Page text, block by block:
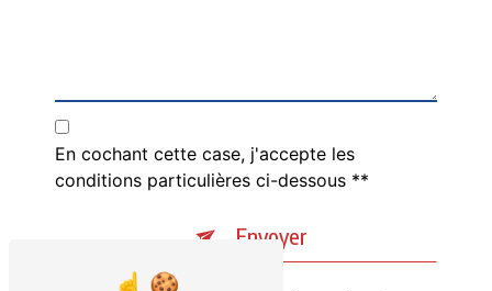
En cochant cette case, j'accepte les
conditions particulières ci-dessous **
Envoyer